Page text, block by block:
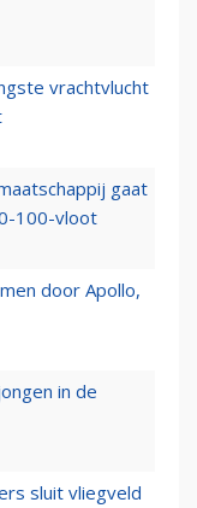
vrachtvlucht
gaat
100-vloot
door Apollo,
in de
sluit vliegveld